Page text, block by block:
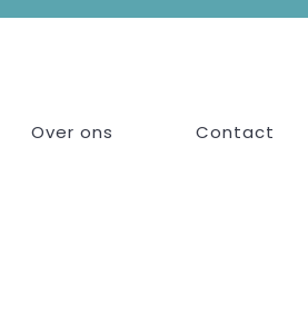
Over ons Contact